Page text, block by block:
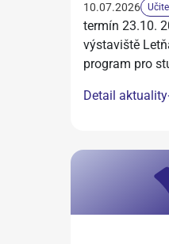
10.07.2026 Učitel
termín 23.10.
výstaviště
program pro
Detail aktuality